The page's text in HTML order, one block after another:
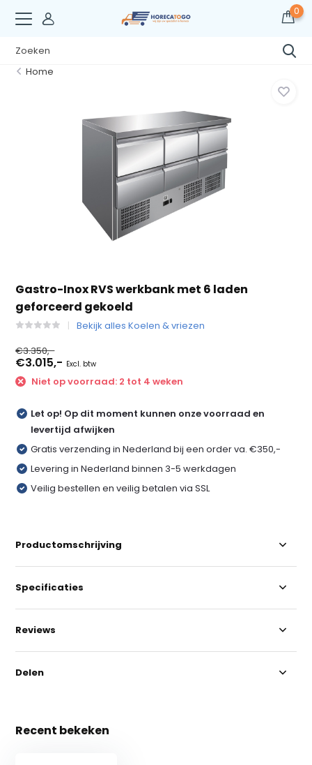
0
Home
Gastro-Inox RVS werkbank met 6 laden
geforceerd gekoeld
Bekijk alles Koelen & vriezen
€3.350,-
€3.015,- Excl. btw
Niet op voorraad: 2 tot 4 weken
Let op! Op dit moment kunnen onze voorraad en
levertijd afwijken
Gratis verzending in Nederland bij een order va. €350,-
Levering in Nederland binnen 3-5 werkdagen
Veilig bestellen en veilig betalen via SSL
Productomschrijving
Specificaties
Reviews
Delen
Recent bekeken